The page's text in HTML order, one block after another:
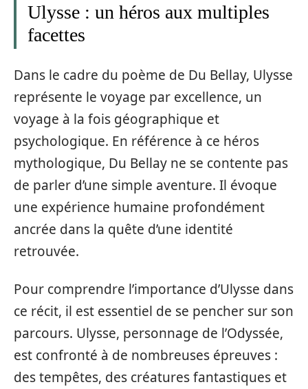
Ulysse : un héros aux multiples
facettes
Dans le cadre du poème de Du Bellay, Ulysse
représente le voyage par excellence, un
voyage à la fois géographique et
psychologique. En référence à ce héros
mythologique, Du Bellay ne se contente pas
de parler d’une simple aventure. Il évoque
une expérience humaine profondément
ancrée dans la quête d’une identité
retrouvée.
Pour comprendre l’importance d’Ulysse dans
ce récit, il est essentiel de se pencher sur son
parcours. Ulysse, personnage de l’Odyssée,
est confronté à de nombreuses épreuves :
des tempêtes, des créatures fantastiques et